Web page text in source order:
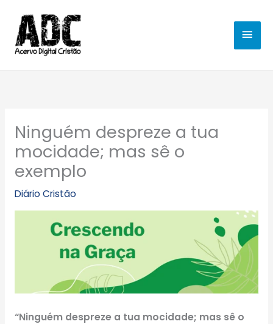
para
conteúdo
Ninguém despreze a tua
mocidade; mas sê o
exemplo
Diário Cristão
“Ninguém despreze a tua mocidade; mas sê o